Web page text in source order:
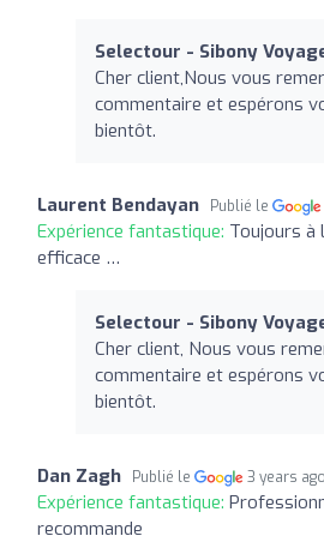
Selectour - Sibony
Cher client,Nous vous
commentaire et espérons
bientôt.
Laurent Bendayan Publié le
Expérience fantastique: Toujours à
efficace …
Selectour - Sibony
Cher client, Nous vous
commentaire et espérons
bientôt.
Dan Zagh Publié le 3 years ago
Expérience fantastique:
recommande